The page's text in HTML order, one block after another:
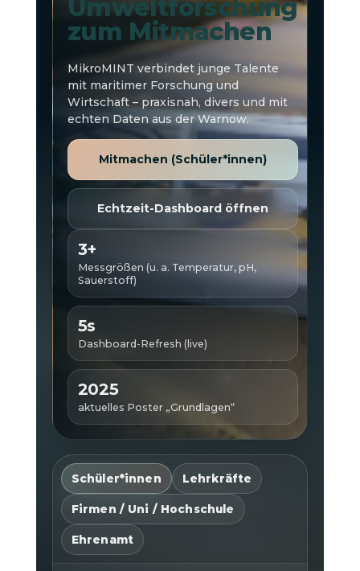
Umweltforschung
zum Mitmachen
MikroMINT verbindet junge Talente
mit maritimer Forschung und
Wirtschaft – praxisnah, divers und mit
echten Daten aus der Warnow.
Mitmachen (Schüler*innen)
Echtzeit-Dashboard öffnen
3+
Messgrößen (u. a. Temperatur, pH,
Sauerstoff)
5s
Dashboard-Refresh (live)
2025
aktuelles Poster „Grundlagen“
Schüler*innen Lehrkräfte
Firmen / Uni / Hochschule
Ehrenamt